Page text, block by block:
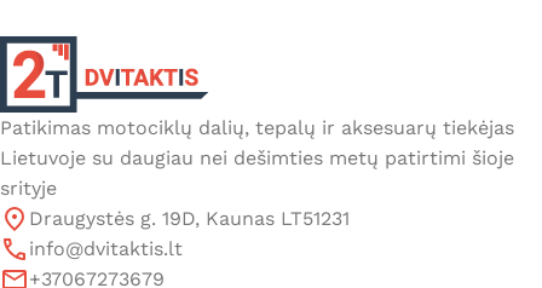
Patikimas motociklų dalių, tepalų ir aksesuarų tiekėjas
Lietuvoje su daugiau nei dešimties metų patirtimi šioje
srityje
Draugystės g. 19D, Kaunas LT51231
info@dvitaktis.lt
+37067273679